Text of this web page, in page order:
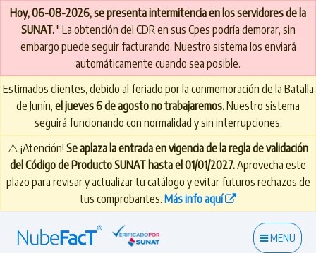
Hoy, 06-08-2026, se presenta intermitencia en los servidores de la
SUNAT." La obtención del CDR en sus Cpes podría demorar, sin
embargo puede seguir facturando. Nuestro sistema los enviará
automáticamente cuando sea posible.
Estimados clientes, debido al feriado por la conmemoración de la Batalla
de Junín, el jueves 6 de agosto no trabajaremos.Nuestro sistema
seguirá funcionando con normalidad y sin interrupciones.
⚠️ ¡Atención! Se aplaza la entrada en vigencia de la regla de validación
del Código de Producto SUNAT hasta el 01/01/2027.Aprovecha este
plazo para revisar y actualizar tu catálogo y evitar futuros rechazos de
tus comprobantes. Más info aquí
MENU